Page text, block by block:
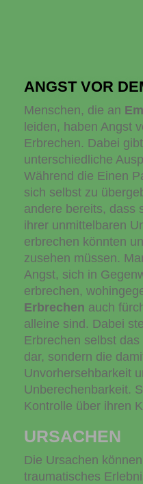
ANGST VOR
Menschen, die an
leiden, haben Angst
Erbrechen. Dabei
unterschiedliche
Während die Einen
sich selbst zu
andere bereits, dass
ihrer unmittelbaren
erbrechen könnten
zusehen müssen.
Angst, sich in
erbrechen,
Erbrechen auch
alleine sind. Dabei
Erbrechen selbst
dar, sondern die
Unvorhersehbarkeit
Unberechenbarkeit.
Kontrolle über ihren
URSACHEN
Die Ursachen
traumatisches